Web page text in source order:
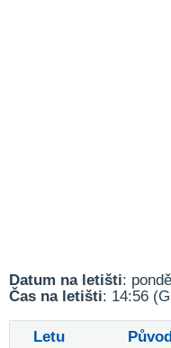
Datum na letišti:
Čas na letišti: 14:56
Letu